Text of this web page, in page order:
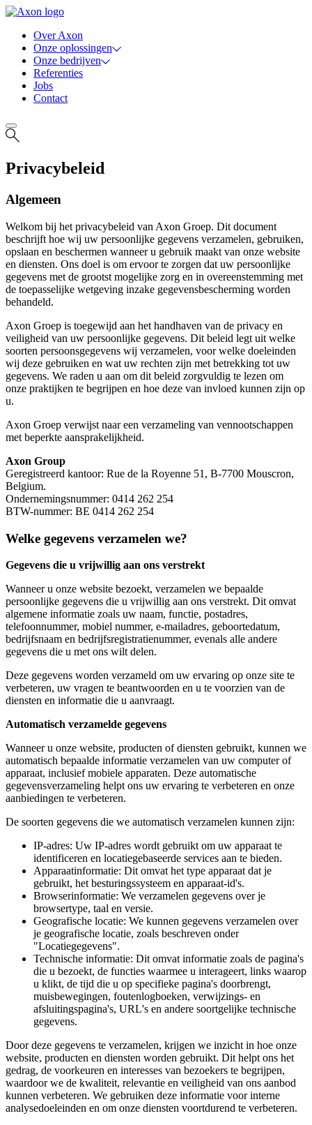
Over Axon
Onze oplossingen
Onze bedrijven
Referenties
Jobs
Contact
Privacybeleid
Algemeen
Welkom bij het privacybeleid van Axon Groep. Dit document
beschrijft hoe wij uw persoonlijke gegevens verzamelen, gebruiken,
opslaan en beschermen wanneer u gebruik maakt van onze website
en diensten. Ons doel is om ervoor te zorgen dat uw persoonlijke
gegevens met de grootst mogelijke zorg en in overeenstemming met
de toepasselijke wetgeving inzake gegevensbescherming worden
behandeld.
Axon Groep is toegewijd aan het handhaven van de privacy en
veiligheid van uw persoonlijke gegevens. Dit beleid legt uit welke
soorten persoonsgegevens wij verzamelen, voor welke doeleinden
wij deze gebruiken en wat uw rechten zijn met betrekking tot uw
gegevens. We raden u aan om dit beleid zorgvuldig te lezen om
onze praktijken te begrijpen en hoe deze van invloed kunnen zijn op
u.
Axon Groep verwijst naar een verzameling van vennootschappen
met beperkte aansprakelijkheid.
Axon Group
Geregistreerd kantoor: Rue de la Royenne 51, B-7700 Mouscron,
Belgium.
Ondernemingsnummer: 0414 262 254
BTW-nummer: BE 0414 262 254
Welke gegevens verzamelen we?
Gegevens die u vrijwillig aan ons verstrekt
Wanneer u onze website bezoekt, verzamelen we bepaalde
persoonlijke gegevens die u vrijwillig aan ons verstrekt. Dit omvat
algemene informatie zoals uw naam, functie, postadres,
telefoonnummer, mobiel nummer, e-mailadres, geboortedatum,
bedrijfsnaam en bedrijfsregistratienummer, evenals alle andere
gegevens die u met ons wilt delen.
Deze gegevens worden verzameld om uw ervaring op onze site te
verbeteren, uw vragen te beantwoorden en u te voorzien van de
diensten en informatie die u aanvraagt.
Automatisch verzamelde gegevens
Wanneer u onze website, producten of diensten gebruikt, kunnen we
automatisch bepaalde informatie verzamelen van uw computer of
apparaat, inclusief mobiele apparaten. Deze automatische
gegevensverzameling helpt ons uw ervaring te verbeteren en onze
aanbiedingen te verbeteren.
De soorten gegevens die we automatisch verzamelen kunnen zijn:
IP-adres: Uw IP-adres wordt gebruikt om uw apparaat te
identificeren en locatiegebaseerde services aan te bieden.
Apparaatinformatie: Dit omvat het type apparaat dat je
gebruikt, het besturingssysteem en apparaat-id's.
Browserinformatie: We verzamelen gegevens over je
browsertype, taal en versie.
Geografische locatie: We kunnen gegevens verzamelen over
je geografische locatie, zoals beschreven onder
"Locatiegegevens".
Technische informatie: Dit omvat informatie zoals de pagina's
die u bezoekt, de functies waarmee u interageert, links waarop
u klikt, de tijd die u op specifieke pagina's doorbrengt,
muisbewegingen, foutenlogboeken, verwijzings- en
afsluitingspagina's, URL's en andere soortgelijke technische
gegevens.
Door deze gegevens te verzamelen, krijgen we inzicht in hoe onze
website, producten en diensten worden gebruikt. Dit helpt ons het
gedrag, de voorkeuren en interesses van bezoekers te begrijpen,
waardoor we de kwaliteit, relevantie en veiligheid van ons aanbod
kunnen verbeteren. We gebruiken deze informatie voor interne
analysedoeleinden en om onze diensten voortdurend te verbeteren.